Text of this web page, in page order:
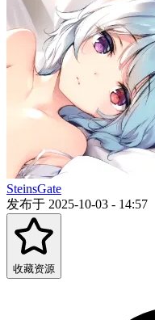
SteinsGate
发布于 2025-10-03 - 14:57
收藏资源